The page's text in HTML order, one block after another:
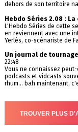
dehors de son territoire
Hebdo Séries 2.08 : La
L'Hebdo Séries de cette
en reviennent avec une
Yerlès, co-scénariste de
Un journal de
22:48
Vous ne connaissez
podcasts et vidcasts
rhum... bah maintenant,